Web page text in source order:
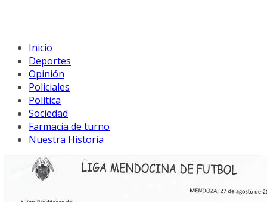
Inicio
Deportes
Opinión
Policiales
Política
Sociedad
Farmacia de turno
Nuestra Historia